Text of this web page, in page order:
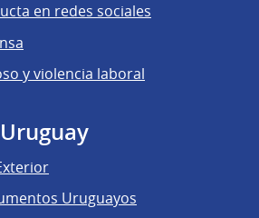
en redes sociales
y violencia laboral
Uruguayos